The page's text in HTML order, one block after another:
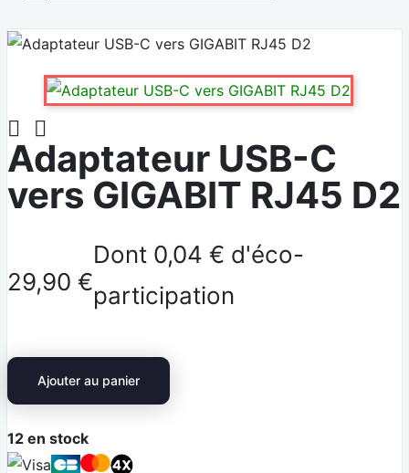
 
Adaptateur USB-C
vers GIGABIT RJ45 D2
29,90 €
Dont 0,04 € d'éco-
participation
Ajouter au panier
12 en stock
V
C
M 4